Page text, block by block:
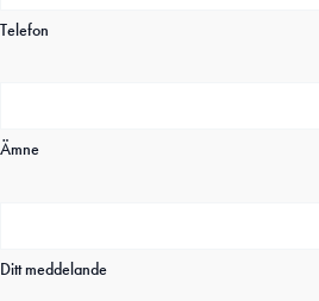
Telefon
Ämne
Ditt meddelande